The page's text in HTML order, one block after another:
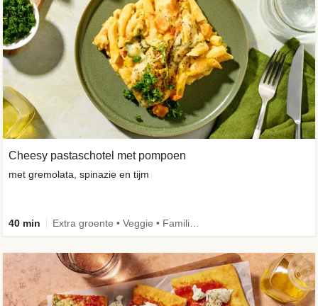
Cheesy pastaschotel met pompoen
met gremolata, spinazie en tijm
40 min